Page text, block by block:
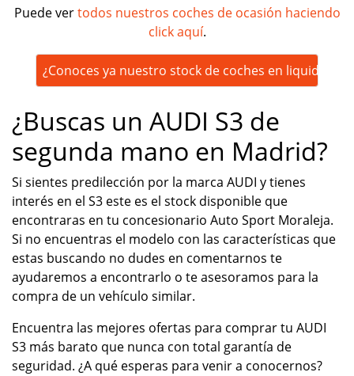
Puede vertodos nuestros coches de ocasión haciendo
click aquí.
¿Conoces ya nuestro stock de coches en
¿Buscas un AUDI S3 de
segunda mano en Madrid?
Si sientes predilección por la marca AUDI y tienes
interés en el S3 este es el stock disponible que
encontraras en tu concesionario Auto Sport Moraleja.
Si no encuentras el modelo con las características que
estas buscando no dudes en comentarnos te
ayudaremos a encontrarlo o te asesoramos para la
compra de un vehículo similar.
Encuentra las mejores ofertas para comprar tu AUDI
S3 más barato que nunca con total garantía de
seguridad. ¿A qué esperas para venir a conocernos?